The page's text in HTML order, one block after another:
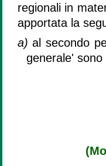
regionali in
apportata la
a)al secondo
generale'